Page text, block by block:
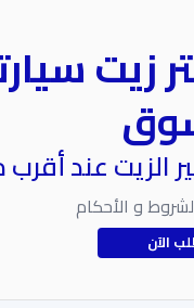
زيت
الزيت عند
و الأحكام
الآن